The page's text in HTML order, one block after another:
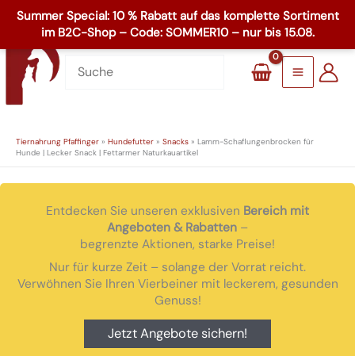
Zum
Inhalt
springen
☏+49 8503 1795
Main
Menu
Tiernahrung Pfaffinger » Hundefutter » Snacks » Lamm-Schaflungenbrocken für
Hunde | Lecker Snack | Fettarmer Naturkauartikel
Entdecken Sie unseren exklusiven Bereich mit
Angeboten & Rabatten –
begrenzte Aktionen, starke Preise!
Nur für kurze Zeit – solange der Vorrat reicht.
Verwöhnen Sie Ihren Vierbeiner mit leckerem, gesunden
Genuss!
Jetzt Angebote sichern!